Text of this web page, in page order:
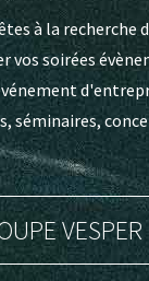
à la recherche
vos soirées
séminaires,
VESPER